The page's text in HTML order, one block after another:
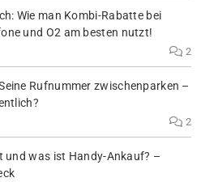
Wie man Kombi-Rabatte bei
und O2 am besten nutzt!
2
Rufnummer zwischenparken –
2
und was ist Handy-Ankauf? –